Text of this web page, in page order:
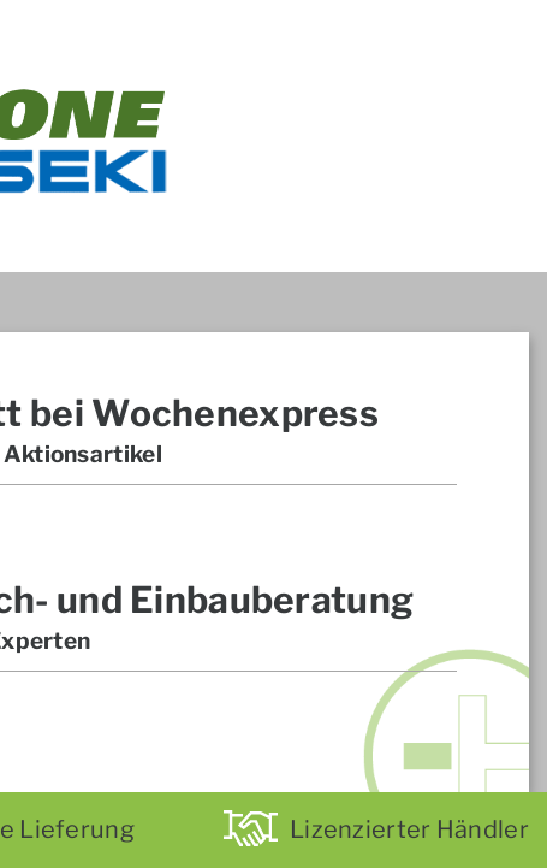
bei Wochenexpress
Aktionsartikel
und Einbauberatung
Lieferung Lizenzierter Händler